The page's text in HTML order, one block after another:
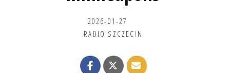
2026-01-27
RADIO SZCZECIN